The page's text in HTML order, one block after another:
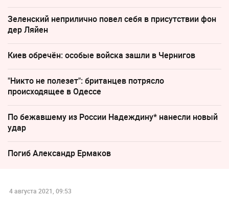
Зеленский неприлично повел cебя в присутствии фон
дер Ляйен
Киев обречён: особые войска зашли в Чернигов
"Никто не полезет": британцев потрясло
происходящее в Одессе
По бежавшему из России Надеждину* нанесли новый
удар
Погиб Александр Ермаков
4 августа 2021, 09:53